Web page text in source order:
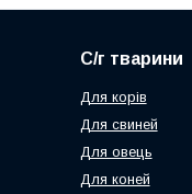
С/г тварини
Для корів
Для свиней
Для овець
Для коней